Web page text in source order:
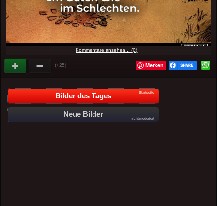
Kommentare ansehen... (0)
(+25) Merken
Bilder des Tages Startseite
Neue Bilder
nicht moderiert